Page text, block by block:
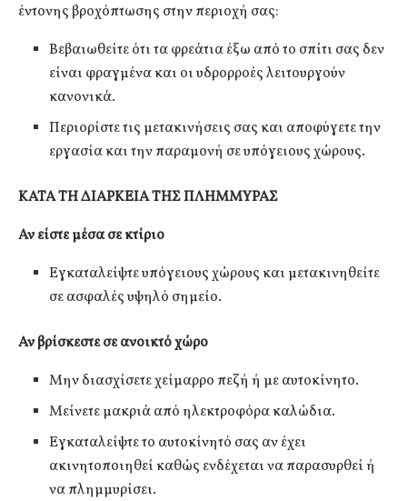
έντονης βροχόπτωσης στην περιοχή σας:
Βεβαιωθείτε ότι τα φρεάτια έξω από το σπίτι σας δεν
είναι φραγμένα και οι υδρορροές λειτουργούν
κανονικά.
Περιορίστε τις μετακινήσεις σας και αποφύγετε την
εργασία και την παραμονή σε υπόγειους χώρους.
ΚΑΤΑ ΤΗ ΔΙΑΡΚΕΙΑ ΤΗΣ ΠΛΗΜΜΥΡΑΣ
Αν είστε μέσα σε κτίριο
Εγκαταλείψτε υπόγειους χώρους και μετακινηθείτε
σε ασφαλές υψηλό σημείο.
Αν βρίσκεστε σε ανοικτό χώρο
Μην διασχίσετε χείμαρρο πεζή ή με αυτοκίνητο.
Μείνετε μακριά από ηλεκτροφόρα καλώδια.
Εγκαταλείψτε το αυτοκίνητό σας αν έχει
ακινητοποιηθεί καθώς ενδέχεται να παρασυρθεί ή
να πλημμυρίσει.